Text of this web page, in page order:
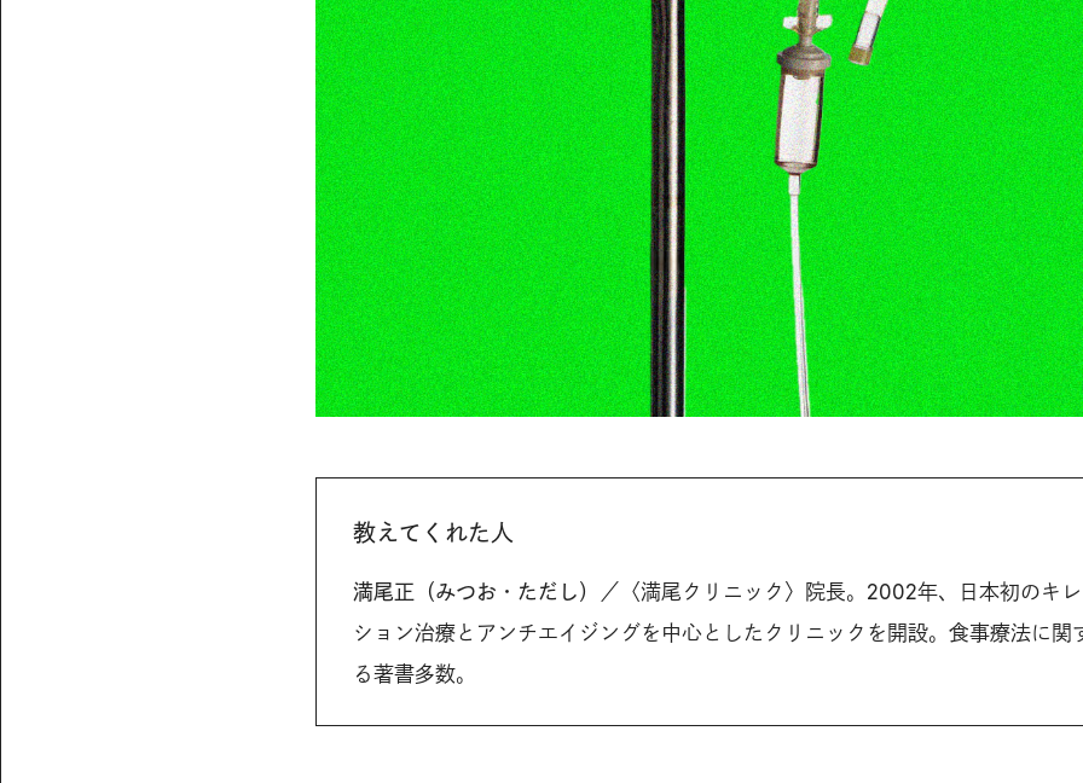
教えてくれた人
満尾正（みつお・ただし）
／〈満尾クリニック〉院長。2002年、日本初のキ
ション治療とアンチエイジングを中心としたクリニックを開設。食事療法に関
る著書多数。